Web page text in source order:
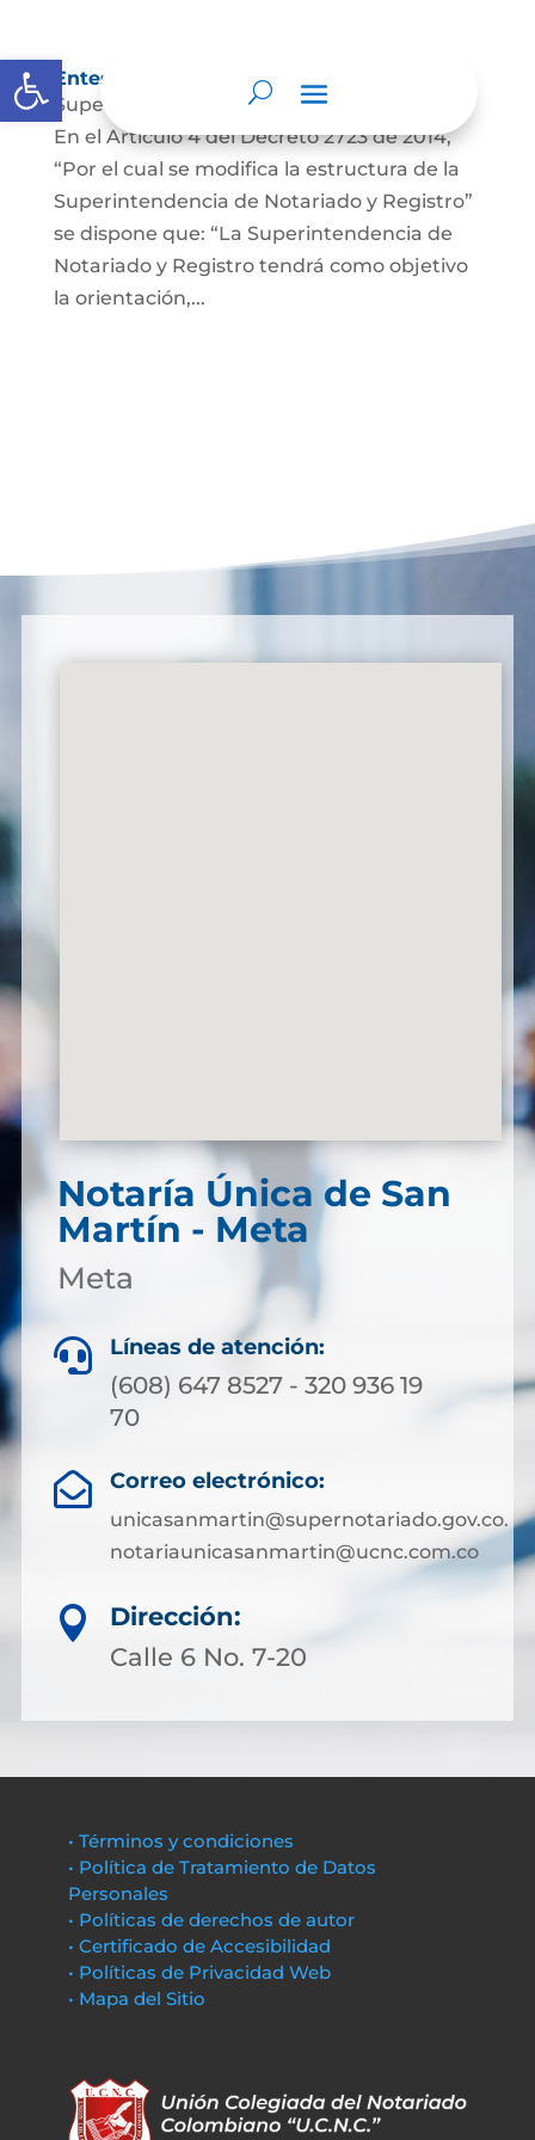
Abrir barra de herramientas
Entes y autoridades que lo vigilan
Superintendencia de Notariado y Registro
En el Artículo 4 del Decreto 2723 de 2014,
“Por el cual se modifica la estructura de la
Superintendencia de Notariado y Registro”
se dispone que: “La Superintendencia de
Notariado y Registro tendrá como objetivo
la orientación,...
Notaría Única de San
Martín - Meta
Meta
 Líneas de atención:
(608) 647 8527 - 320 936 19
70
 Correo electrónico:
unicasanmartin@supernotariado.gov.co.
notariaunicasanmartin@ucnc.com.co

Dirección:
Calle 6 No. 7-20
• Términos y condiciones
• Política de Tratamiento de Datos
Personales
• Políticas de derechos de autor
• Certificado de Accesibilidad
• Políticas de Privacidad Web
• Mapa del Sitio